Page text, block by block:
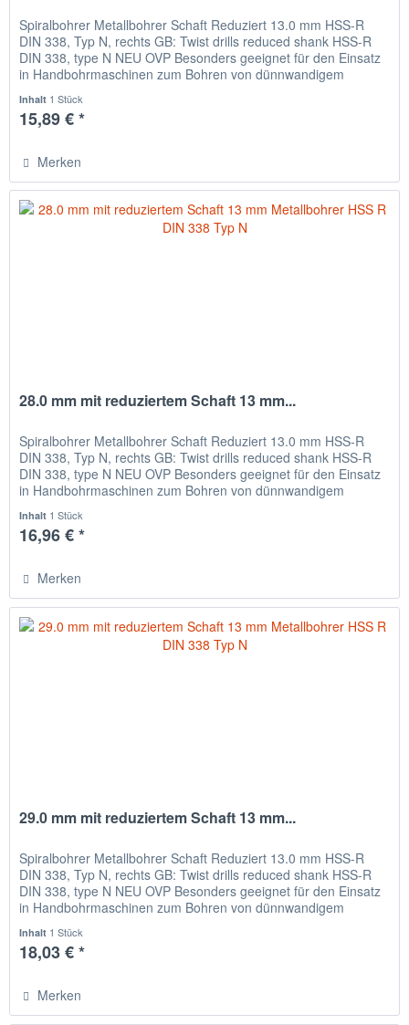
Spiralbohrer Metallbohrer Schaft Reduziert 13.0 mm HSS-R
DIN 338, Typ N, rechts GB: Twist drills reduced shank HSS-R
DIN 338, type N NEU OVP Besonders geeignet für den Einsatz
in Handbohrmaschinen zum Bohren von dünnwandigem
Inhalt 1 Stück
15,89 € *
Merken
28.0 mm mit reduziertem Schaft 13 mm...
Spiralbohrer Metallbohrer Schaft Reduziert 13.0 mm HSS-R
DIN 338, Typ N, rechts GB: Twist drills reduced shank HSS-R
DIN 338, type N NEU OVP Besonders geeignet für den Einsatz
in Handbohrmaschinen zum Bohren von dünnwandigem
Inhalt 1 Stück
16,96 € *
Merken
29.0 mm mit reduziertem Schaft 13 mm...
Spiralbohrer Metallbohrer Schaft Reduziert 13.0 mm HSS-R
DIN 338, Typ N, rechts GB: Twist drills reduced shank HSS-R
DIN 338, type N NEU OVP Besonders geeignet für den Einsatz
in Handbohrmaschinen zum Bohren von dünnwandigem
Inhalt 1 Stück
18,03 € *
Merken